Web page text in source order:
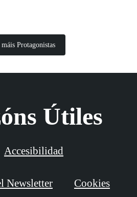
máis Protagonistas
Útiles
Accesibilidad
Newsletter Cookies